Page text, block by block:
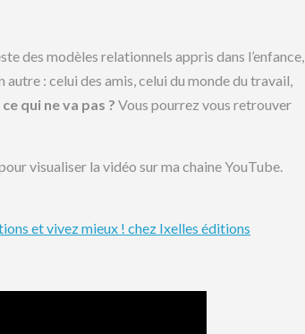
des modèles relationnels appris dans l’enfance,
autre : celui des amis, celui du monde du travail,
qui ne va pas ? Vous pourrez vous retrouver
visualiser la vidéo sur ma chaine YouTube.
et vivez mieux ! chez Ixelles éditions